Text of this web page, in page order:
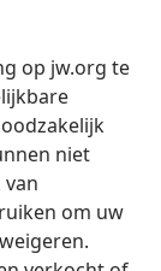
op jw.org te
niet
om uw